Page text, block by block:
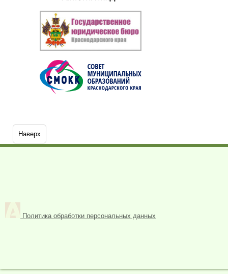
Наверх
Политика обработки персональных данных